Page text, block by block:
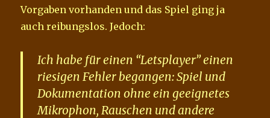
Vorgaben vorhanden und das Spiel ging ja
auch reibungslos. Jedoch:
Ich habe für einen “Letsplayer” einen
riesigen Fehler begangen: Spiel und
Dokumentation ohne ein geeignetes
Mikrophon, Rauschen und andere